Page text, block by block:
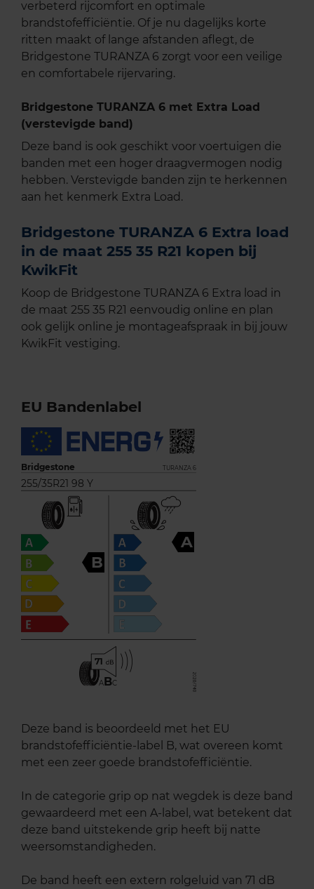
verbeterd rijcomfort en optimale
brandstofefficiëntie. Of je nu dagelijks korte
ritten maakt of lange afstanden aflegt, de
Bridgestone TURANZA 6 zorgt voor een veilige
en comfortabele rijervaring.
Bridgestone TURANZA 6 met Extra Load
(verstevigde band)
Deze band is ook geschikt voor voertuigen die
banden met een hoger draagvermogen nodig
hebben. Verstevigde banden zijn te herkennen
aan het kenmerk Extra Load.
Bridgestone TURANZA 6 Extra load
in de maat 255 35 R21 kopen bij
KwikFit
Koop de Bridgestone TURANZA 6 Extra load in
de maat 255 35 R21 eenvoudig online en plan
ook gelijk online je montageafspraak in bij jouw
KwikFit vestiging.
EU Bandenlabel
Bridgestone TURANZA 6
255/35R21 98 Y
B
A
71
ABC
Deze band is beoordeeld met het EU
brandstofefficiëntie-label B, wat overeen komt
met een zeer goede brandstofefficiëntie.
In de categorie grip op nat wegdek is deze band
gewaardeerd met een A-label, wat betekent dat
deze band uitstekende grip heeft bij natte
weersomstandigheden.
De band heeft een extern rolgeluid van 71 dB